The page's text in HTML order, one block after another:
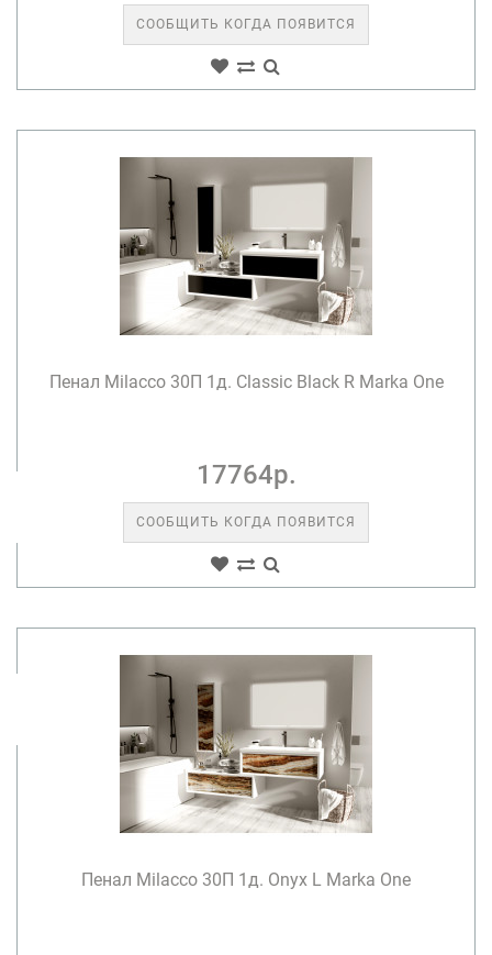
СООБЩИТЬ КОГДА ПОЯВИТСЯ
Пенал Milacco 30П 1д. Classic Black R Marka One
17764р.
СООБЩИТЬ КОГДА ПОЯВИТСЯ
Пенал Milacco 30П 1д. Onyx L Marka One